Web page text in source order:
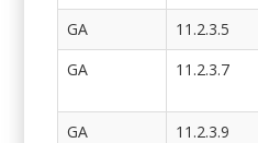
GA
11.2.3.5
GA
11.2.3.7
GA
11.2.3.9